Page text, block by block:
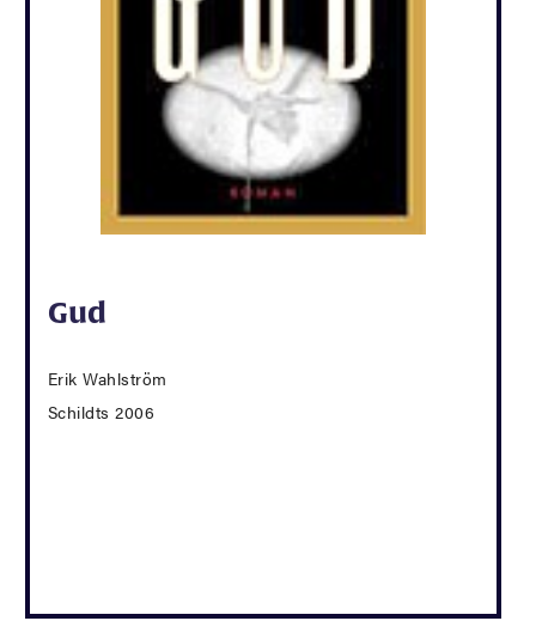
Gud
Erik Wahlström
Schildts 2006